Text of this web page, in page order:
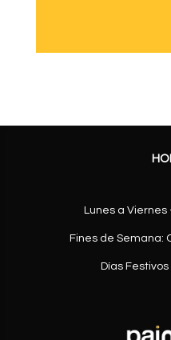
Lunes a Viernes
Fines de Semana:
Días